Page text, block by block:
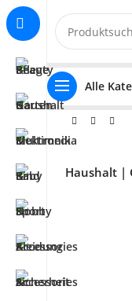
Alle
Haushalt |